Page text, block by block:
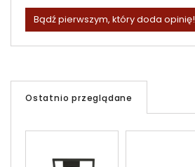
Bądź pierwszym, który doda opinię!
Ostatnio przeglądane